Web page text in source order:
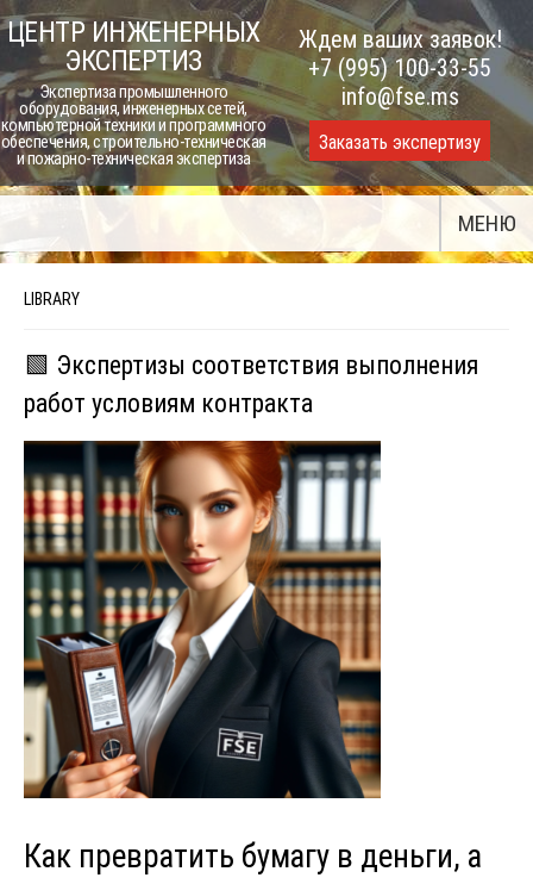
Skip
to
content
ЦЕНТР ИНЖЕНЕРНЫХ
ЭКСПЕРТИЗ
Экспертиза промышленного
оборудования, инженерных сетей,
компьютерной техники и программного
обеспечения, строительно-техническая
и пожарно-техническая экспертиза
Ждем ваших заявок!
+7 (995) 100-33-55
info@fse.ms
Заказать экспертизу
МЕНЮ
LIBRARY
🟩 Экспертизы соответствия выполнения
работ условиям контракта
Как превратить бумагу в деньги, а